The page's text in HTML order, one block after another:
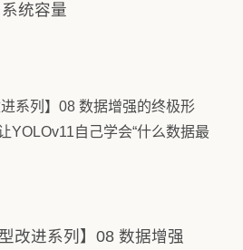
统容量
改进系列】08 数据增强